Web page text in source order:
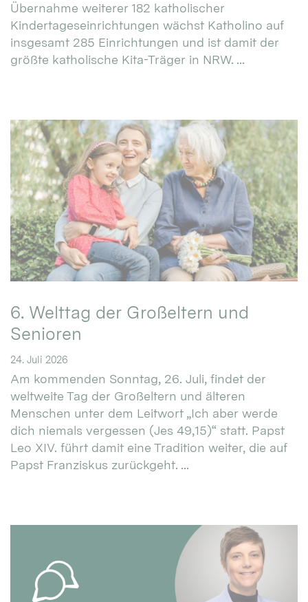
Übernahme weiterer 182 katholischer
Kindertageseinrichtungen wächst Katholino auf
insgesamt 285 Einrichtungen und ist damit der
größte katholische Kita-Träger in NRW. ...
6. Welttag der Großeltern und
Senioren
24. Juli 2026
Am kommenden Sonntag, 26. Juli, findet der
weltweite Tag der Großeltern und älteren
Menschen unter dem Leitwort „Ich aber werde
dich niemals vergessen (Jes 49,15)“ statt. Papst
Leo XIV. führt damit eine Tradition weiter, die auf
Papst Franziskus zurückgeht. ...